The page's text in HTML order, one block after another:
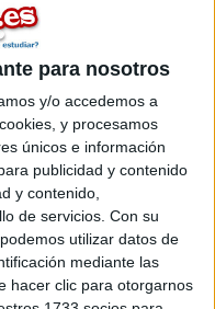
para nosotros
y/o accedemos a
y procesamos
únicos e información
publicidad y contenido
y contenido,
de servicios. Con su
utilizar datos de
mediante las
hacer clic para otorgarnos
foros y alguna
solo sirve para el
y el siguiente
por q estoy muy rallao